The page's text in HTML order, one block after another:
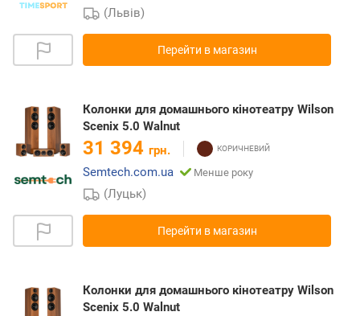
(Львів)
Перейти в магазин
Колонки для домашнього кінотеатру Wilson
Scenix 5.0 Walnut
31 394 грн.
Semtech.com.ua
Менше року
(Луцьк)
Перейти в магазин
Колонки для домашнього кінотеатру Wilson
Scenix 5.0 Walnut